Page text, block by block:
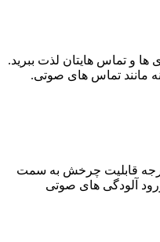
و تماس هایتان لذت ببرید.
مانند تماس های صوتی.
این هدست تا زاویه ۱۸۰ درجه قابلیت چرخش به سمت
آلودگی های صوتی